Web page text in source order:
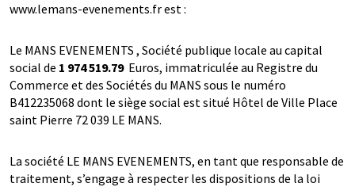
www.lemans-evenements.fr est :
Le MANS EVENEMENTS , Société publique locale au capital
social de 1 974 519.79 Euros, immatriculée au Registre du
Commerce et des Sociétés du MANS sous le numéro
B412235068 dont le siège social est situé Hôtel de Ville Place
saint Pierre 72 039 LE MANS.
La société LE MANS EVENEMENTS, en tant que responsable de
traitement, s’engage à respecter les dispositions de la loi